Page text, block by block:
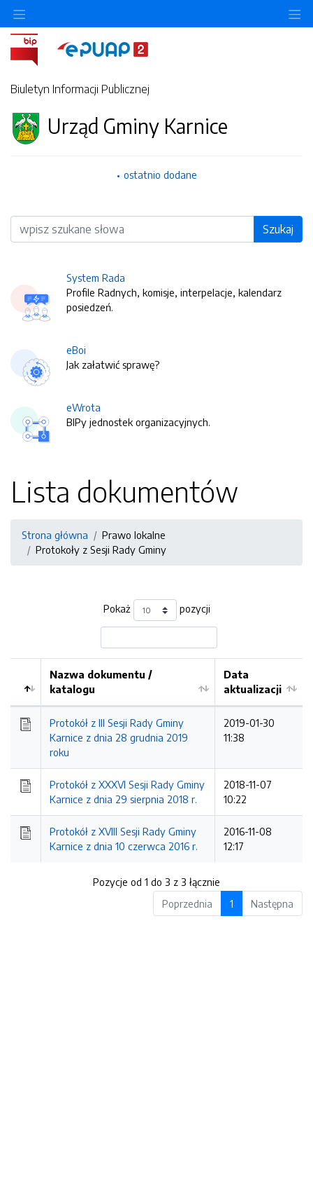
Biuletyn Informacji Publicznej
Urząd Gminy Karnice
ostatnio dodane
Wyszukiwarka Szukaj
System Rada
Profile Radnych, komisje, interpelacje, kalendarz
posiedzeń.
eBoi
Jak załatwić sprawę?
eWrota
BIPy jednostek organizacyjnych.
Lista dokumentów
Strona główna
Prawo lokalne
Protokoły z Sesji Rady Gminy
Pokaż pozycji
Nazwa dokumentu /
katalogu
Data
aktualizacji
Protokół z III Sesji Rady Gminy
Karnice z dnia 28 grudnia 2019
roku
2019-01-30
11:38
Protokół z XXXVI Sesji Rady Gminy
Karnice z dnia 29 sierpnia 2018 r.
2018-11-07
10:22
Protokół z XVIII Sesji Rady Gminy
Karnice z dnia 10 czerwca 2016 r.
2016-11-08
12:17
Pozycje od 1 do 3 z 3 łącznie
Poprzednia
1 Następna